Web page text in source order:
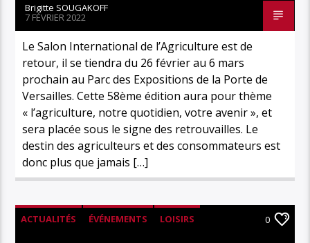
Brigitte SOUGAKOFF
7 FÉVRIER 2022
Le Salon International de l’Agriculture est de
retour, il se tiendra du 26 février au 6 mars
prochain au Parc des Expositions de la Porte de
Versailles. Cette 58ème édition aura pour thème
« l’agriculture, notre quotidien, votre avenir », et
sera placée sous le signe des retrouvailles. Le
destin des agriculteurs et des consommateurs est
donc plus que jamais […]
ACTUALITÉS ÉVÉNEMENTS LOISIRS 0